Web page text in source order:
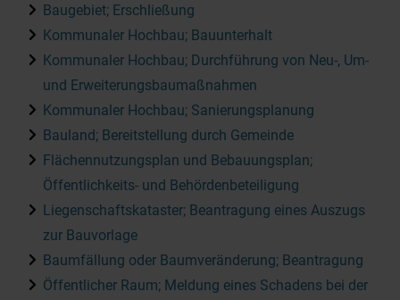
Baugebiet; Erschließung
Kommunaler Hochbau; Bauunterhalt
Kommunaler Hochbau; Durchführung von Neu-, Um-
und Erweiterungsbaumaßnahmen
Kommunaler Hochbau; Sanierungsplanung
Bauland; Bereitstellung durch Gemeinde
Flächennutzungsplan und Bebauungsplan;
Öffentlichkeits- und Behördenbeteiligung
Liegenschaftskataster; Beantragung eines Auszugs
zur Bauvorlage
Baumfällung oder Baumveränderung; Beantragung
Öffentlicher Raum; Meldung eines Schadens bei der